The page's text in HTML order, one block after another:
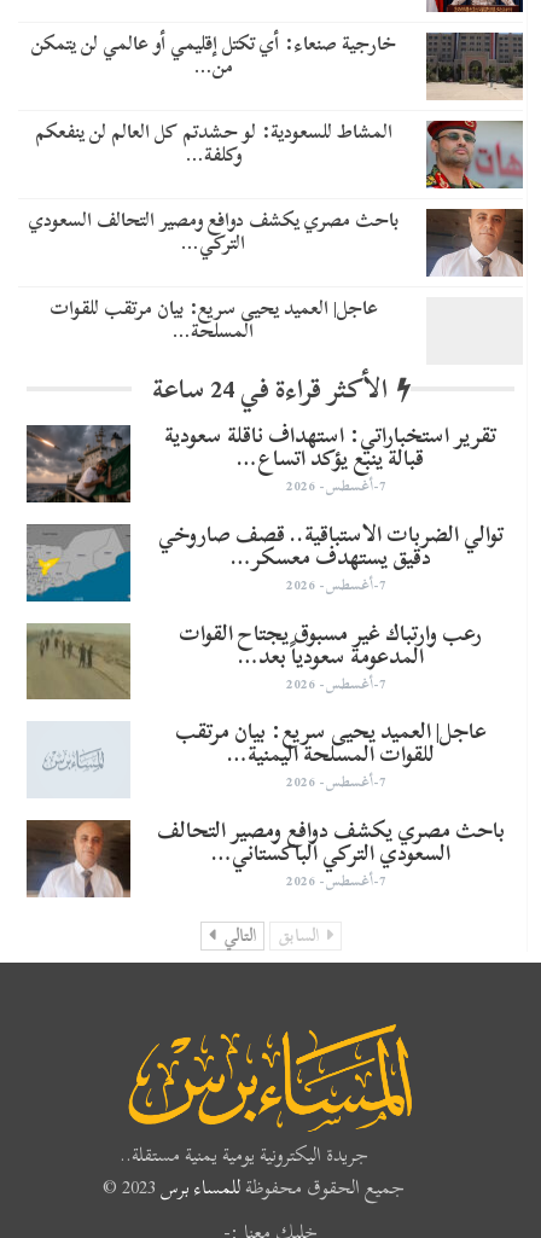
خارجية صنعاء: أي تكتل إقليمي أو عالمي لن يتمكن
من…
المشاط للسعودية: لو حشدتم كل العالم لن ينفعكم
وكلفة…
باحث مصري يكشف دوافع ومصير التحالف السعودي
التركي…
عاجل| العميد يحيى سريع: بيان مرتقب للقوات
المسلحة…
الأكثر قراءة في 24 ساعة
تقرير استخباراتي: استهداف ناقلة سعودية
قبالة ينبع يؤكد اتساع…
7-أغسطس- 2026
توالي الضربات الاستباقية.. قصف صاروخي
دقيق يستهدف معسكر…
7-أغسطس- 2026
رعب وارتباك غير مسبوق يجتاح القوات
المدعومة سعودياً بعد…
7-أغسطس- 2026
عاجل| العميد يحيى سريع: بيان مرتقب
للقوات المسلحة اليمنية…
7-أغسطس- 2026
باحث مصري يكشف دوافع ومصير التحالف
السعودي التركي الباكستاني…
7-أغسطس- 2026
السابق التالي
جريدة اليكترونية يومية يمنية مستقلة..
جميع الحقوق محفوظةللمساء برس